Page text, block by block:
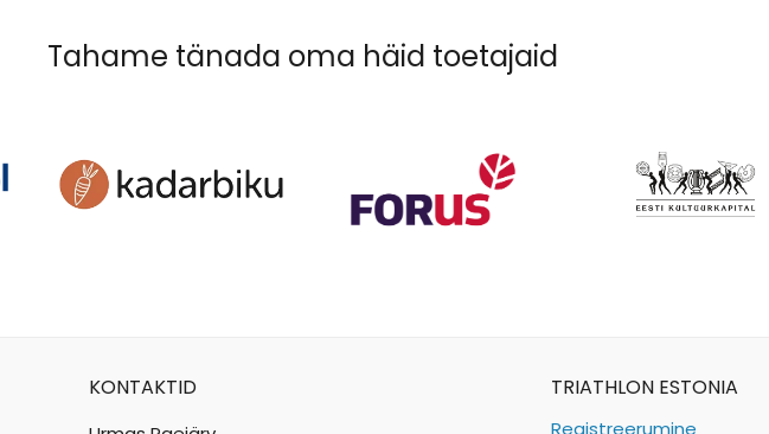
Tahame tänada oma häid toetajaid
KONTAKTID TRIATHLON ESTONIA